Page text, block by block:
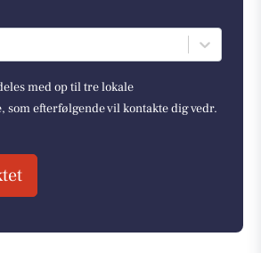
med op til tre lokale
efterfølgende vil kontakte dig vedr.